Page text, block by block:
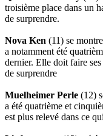
troisième place dans un
de surprendre.
Nova Ken (11) se
a notamment été
dernier. Elle doit faire
de surprendre
Muelheimer Perle (12)
a été quatrième et
est plus relevé dans ce